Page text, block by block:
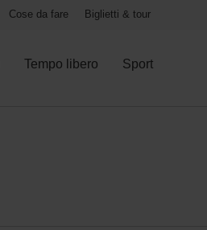
Cose da fare Biglietti & tour
Tempo libero Sport